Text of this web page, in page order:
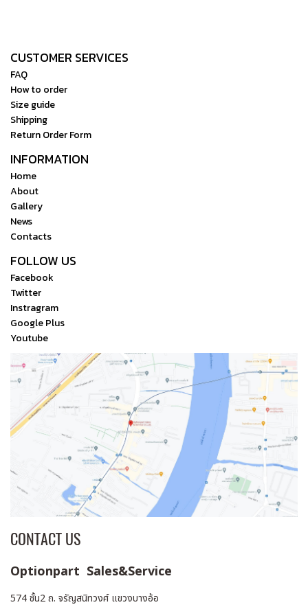
CUSTOMER SERVICES
FAQ
How to order
Size guide
Shipping
Return Order Form
INFORMATION
Home
About
Gallery
News
Contacts
FOLLOW US
Facebook
Twitter
Instragram
Google Plus
Youtube
CONTACT US
Optionpart Sales&Service
574 ชั้น2 ถ. จรัญสนิทวงศ์ แขวงบางอ้อ